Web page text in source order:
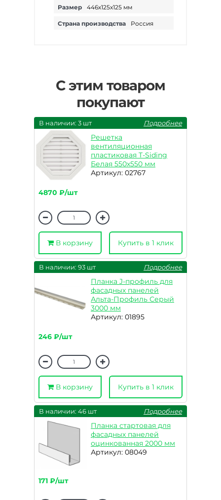
Размер 446х125х125 мм
Страна производства Россия
С этим товаром
покупают
В наличии: 3 шт Подробнее
Решетка
вентиляционная
пластиковая T-Siding
Белая 550х550 мм
Артикул: 02767
4870 ₽/шт
В корзину Купить в 1 клик
В наличии: 93 шт Подробнее
Планка J-профиль для
фасадных панелей
Альта-Профиль Серый
3000 мм
Артикул: 01895
246 ₽/шт
В корзину Купить в 1 клик
В наличии: 46 шт Подробнее
Планка стартовая для
фасадных панелей
оцинкованная 2000 мм
Артикул: 08049
171 ₽/шт